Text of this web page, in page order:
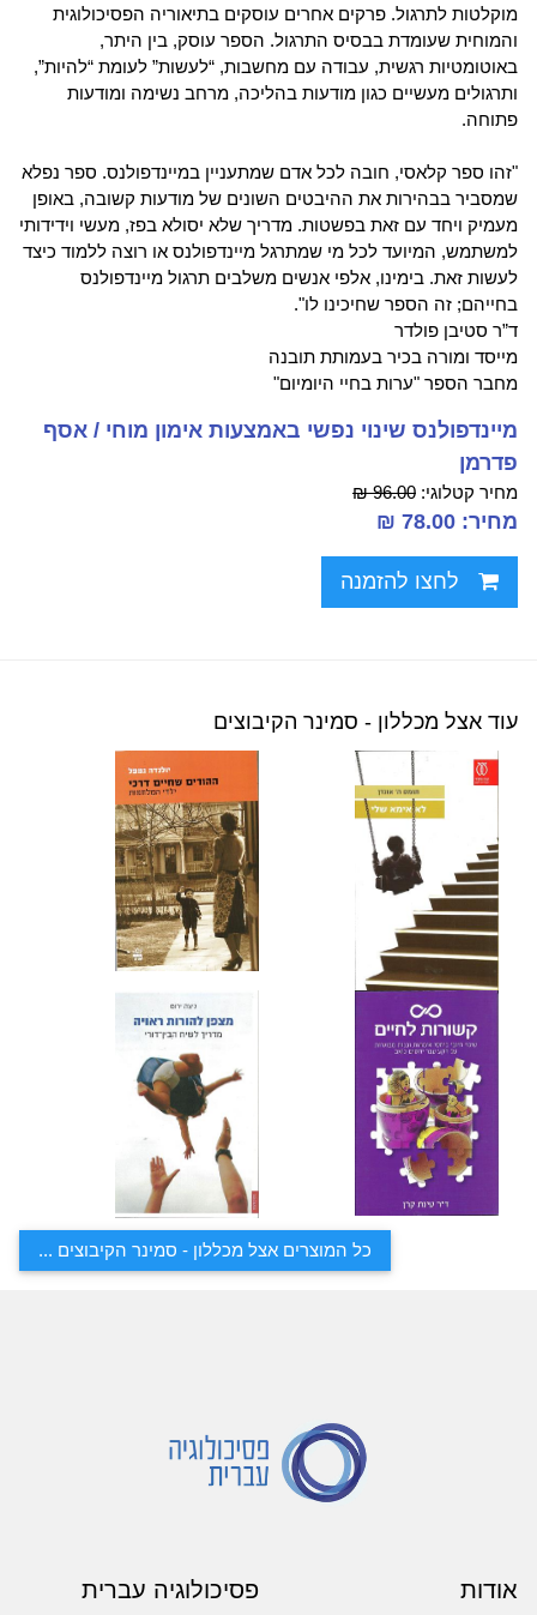
מוקלטות לתרגול. פרקים אחרים עוסקים בתיאוריה הפסיכולוגית
והמוחית שעומדת בבסיס התרגול. הספר עוסק, בין היתר,
באוטומטיות רגשית, עבודה עם מחשבות, “לעשות” לעומת “להיות”,
ותרגולים מעשיים כגון מודעות בהליכה, מרחב נשימה ומודעות
פתוחה.
"זהו ספר קלאסי, חובה לכל אדם שמתעניין במיינדפולנס. ספר נפלא
שמסביר בבהירות את ההיבטים השונים של מודעות קשובה, באופן
מעמיק ויחד עם זאת בפשטות. מדריך שלא יסולא בפז, מעשי וידידותי
למשתמש, המיועד לכל מי שמתרגל מיינדפולנס או רוצה ללמוד כיצד
לעשות זאת. בימינו, אלפי אנשים משלבים תרגול מיינדפולנס
בחייהם; זה הספר שחיכינו לו".
ד”ר סטיבן פולדר
מייסד ומורה בכיר בעמותת תובנה
מחבר הספר "ערות בחיי היומיום"
מיינדפולנס שינוי נפשי באמצעות אימון מוחי / אסף
פדרמן
מחיר קטלוגי: 96.00 ₪
מחיר: 78.00 ₪
לחצו להזמנה
עוד אצל מכללון - סמינר הקיבוצים
כל המוצרים אצל מכללון - סמינר הקיבוצים ...
אודות פסיכולוגיה עברית